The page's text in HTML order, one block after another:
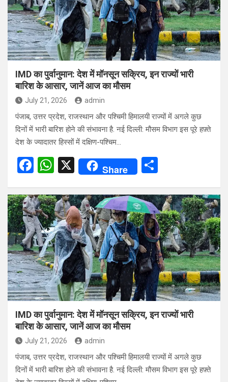
o
k
p
p
IMD का पुर्वानुमान: देश में मॉनसून सक्रिय, इन राज्यों भारी
बारिश के आसार, जानें आज का मौसम
July 21, 2026 admin
पंजाब, उत्तर प्रदेश, राजस्थान और पश्चिमी हिमालयी राज्यों में अगले कुछ
दिनों में भारी बारिश होने की संभावना है. नई दिल्ली: मौसम विभाग इस पूरे हफ़्ते
देश के ज्यादातर हिस्सों में दक्षिण-पश्चिम…
F
ce
b
o
o
k
W
at
s
A
p
p
X Share
ar
e
IMD का पुर्वानुमान: देश में मॉनसून सक्रिय, इन राज्यों भारी
बारिश के आसार, जानें आज का मौसम
July 21, 2026 admin
पंजाब, उत्तर प्रदेश, राजस्थान और पश्चिमी हिमालयी राज्यों में अगले कुछ
दिनों में भारी बारिश होने की संभावना है. नई दिल्ली: मौसम विभाग इस पूरे हफ़्ते